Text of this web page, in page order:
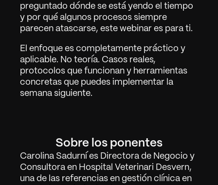
Request Demo
Sign in
preguntado dónde se está yendo el tiempo
y por qué algunos procesos siempre
parecen atascarse, este webinar es para ti.
El enfoque es completamente práctico y
aplicable. No teoría. Casos reales,
protocolos que funcionan y herramientas
concretas que puedes implementar la
semana siguiente.
Sobre los ponentes
Carolina Sadurní es Directora de Negocio y
Consultora en Hospital Veterinari Desvern,
una de las referencias en gestión clínica en